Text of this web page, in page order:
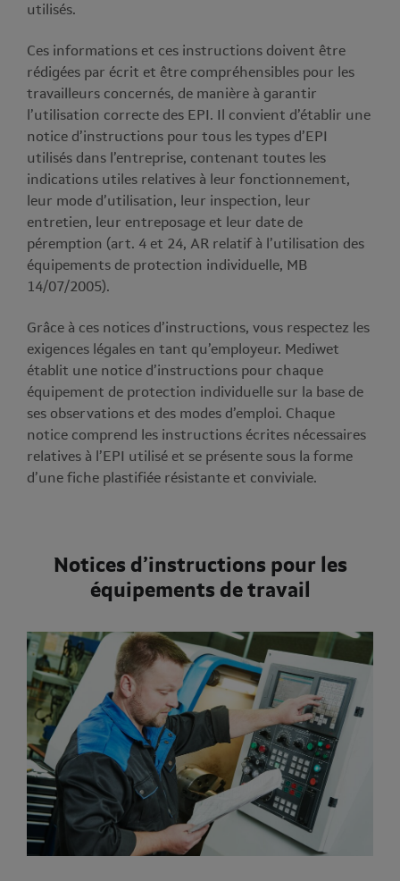
utilisés.
Ces informations et ces instructions doivent être
rédigées par écrit et être compréhensibles pour les
travailleurs concernés, de manière à garantir
l’utilisation correcte des EPI. Il convient d’établir une
notice d’instructions pour tous les types d’EPI
utilisés dans l’entreprise, contenant toutes les
indications utiles relatives à leur fonctionnement,
leur mode d’utilisation, leur inspection, leur
entretien, leur entreposage et leur date de
péremption (art. 4 et 24, AR relatif à l’utilisation des
équipements de protection individuelle, MB
14/07/2005).
Grâce à ces notices d’instructions, vous respectez les
exigences légales en tant qu’employeur. Mediwet
établit une notice d’instructions pour chaque
équipement de protection individuelle sur la base de
ses observations et des modes d’emploi. Chaque
notice comprend les instructions écrites nécessaires
relatives à l’EPI utilisé et se présente sous la forme
d’une fiche plastifiée résistante et conviviale.
Notices d’instructions pour les
équipements de travail